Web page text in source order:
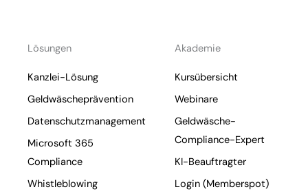
Lösungen
Kanzlei-Lösung
Geldwäscheprävention
Datenschutzmanagement
Microsoft 365
Compliance
Whistleblowing
Akademie
Kursübersicht
Webinare
Geldwäsche-
Compliance-Expert
KI-Beauftragter
Login (Memberspot)